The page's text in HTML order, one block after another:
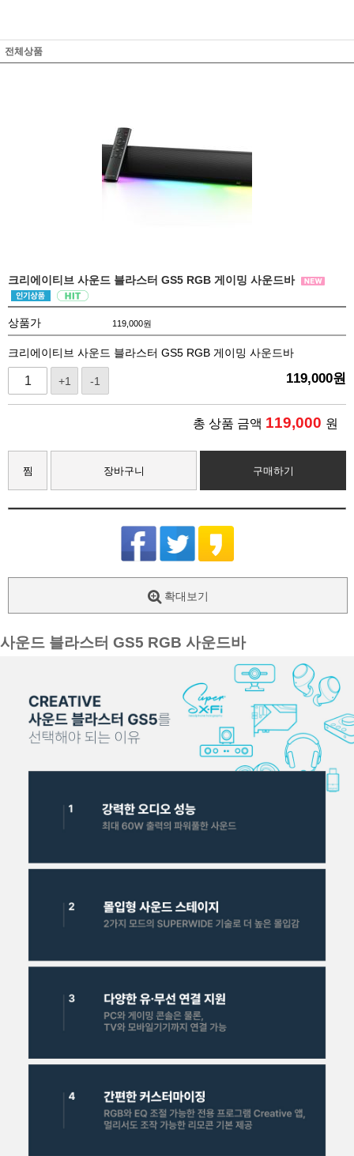
전체상품
크리에이티브 사운드 블라스터 GS5 RGB 게이밍 사운드바
상품가 119,000원
크리에이티브 사운드 블라스터 GS5 RGB 게이밍 사운드바
+1 -1 119,000원
총 상품 금액 119,000 원
찜 장바구니 구매하기
확대보기
사운드 블라스터 GS5 RGB 사운드바